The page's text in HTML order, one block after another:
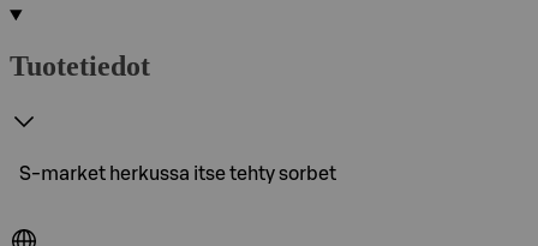
Tuotetiedot
S-market herkussa itse tehty sorbet